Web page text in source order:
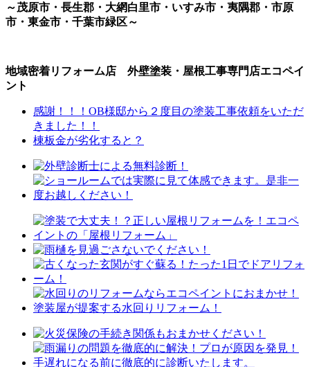
～茂原市・長生郡・大網白里市・いすみ市・夷隅郡・市原
市・東金市・千葉市緑区～
地域密着リフォーム店 外壁塗装・屋根工事専門店エコペイ
ント
感謝！！！OB様邸から２度目の塗装工事依頼をいただ
きました！！
棟板金が劣化すると？